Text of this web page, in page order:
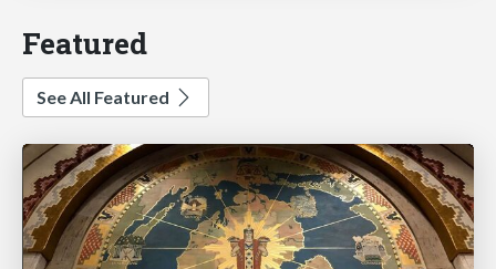
Featured
See All Featured